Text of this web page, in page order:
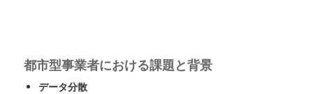
都市型事業者における課題と背景
データ分散